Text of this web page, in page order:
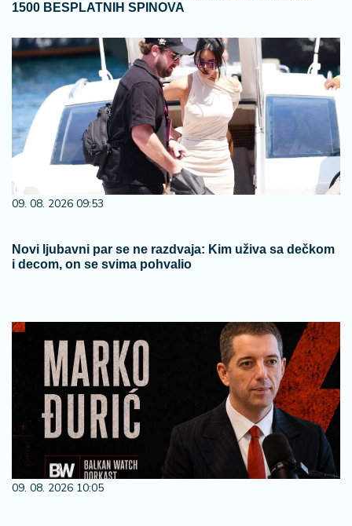
1500 BESPLATNIH SPINOVA
09. 08. 2026 09:53
Novi ljubavni par se ne razdvaja: Kim uživa sa dečkom
i decom, on se svima pohvalio
09. 08. 2026 10:05